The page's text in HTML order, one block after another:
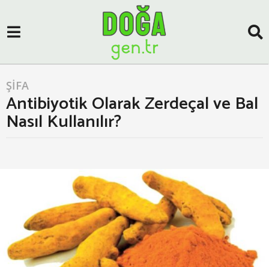
4
y
ı
l
a
g
ŞIFA
Antibiyotik Olarak Zerdeçal ve Bal
Nasıl Kullanılır?